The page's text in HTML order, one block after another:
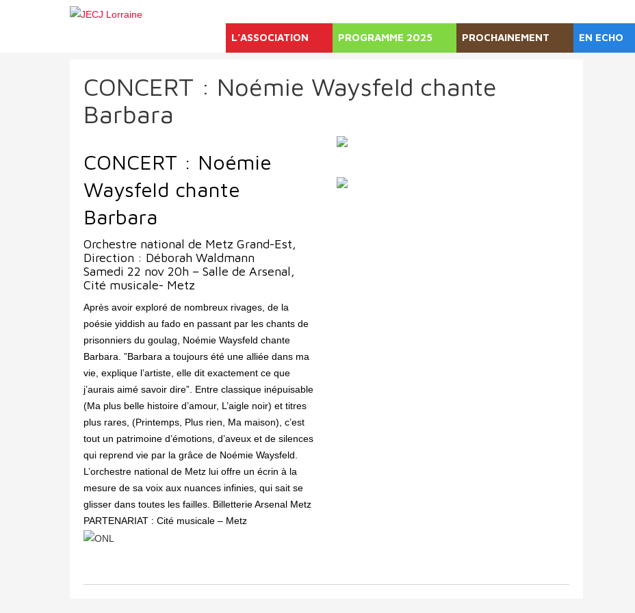
L’ASSOCIATION PROGRAMME 2025 PROCHAINEMENT EN ECHO
CONCERT : Noémie Waysfeld chante
Barbara
CONCERT : Noémie
Waysfeld chante
Barbara
Orchestre national de Metz Grand-Est,
Direction : Déborah Waldmann
Samedi 22 nov 20h – Salle de Arsenal,
Cité musicale- Metz
Après avoir exploré de nombreux rivages, de la
poésie yiddish au fado en passant par les chants de
prisonniers du goulag, Noémie Waysfeld chante
Barbara. ”Barbara a toujours été une alliée dans ma
vie, explique l’artiste, elle dit exactement ce que
j’aurais aimé savoir dire”. Entre classique inépuisable
(Ma plus belle histoire d’amour, L’aigle noir) et titres
plus rares, (Printemps, Plus rien, Ma maison), c’est
tout un patrimoine d’émotions, d’aveux et de silences
qui reprend vie par la grâce de Noémie Waysfeld.
L’orchestre national de Metz lui offre un écrin à la
mesure de sa voix aux nuances infinies, qui sait se
glisser dans toutes les failles. Billetterie Arsenal Metz
PARTENARIAT : Cité musicale – Metz